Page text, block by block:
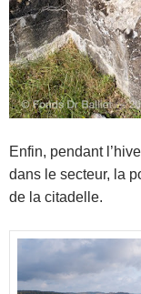
Enfin, pendant
dans le secteur, la
de la citadelle.